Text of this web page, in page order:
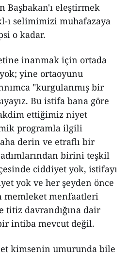
Başbakan'ı eleştirmek
ı selimimizi muhafazaya
o kadar.
inanmak için ortada
yine ortaoyunu
"kurgulanmış bir
Bu istifa bana göre
ettiğimiz niyet
programla ilgili
derin ve etraflı bir
birini teşkil
ciddiyet yok, istifayı
yok ve her şeyden önce
memleket menfaatleri
titiz davrandığına dair
intiba mevcut değil.
kimsenin umurunda bile